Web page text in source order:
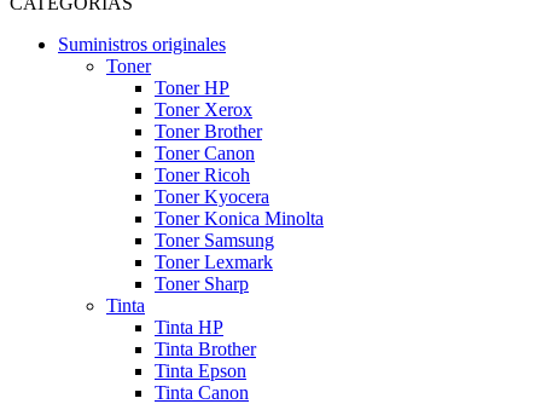
Suministros originales
Toner
Toner HP
Toner Xerox
Toner Brother
Toner Canon
Toner Ricoh
Toner Kyocera
Toner Konica Minolta
Toner Samsung
Toner Lexmark
Toner Sharp
Tinta
Tinta HP
Tinta Brother
Tinta Epson
Tinta Canon